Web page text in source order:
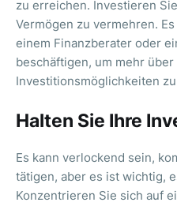
zu erreichen. Investieren
Vermögen zu vermehren.
einem Finanzberater oder
beschäftigen, um mehr
Investitionsmöglichkeiten
Halten Sie Ihre
Es kann verlockend sein,
tätigen, aber es ist wichtig,
Konzentrieren Sie sich auf